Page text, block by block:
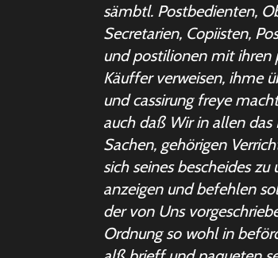
sämbtl. Postbedienten,
Secretarien, Copiisten,
und postilionen mit ihren
Käuffer verweisen, ihme
und cassirung freye
auch daß Wir in allen
Sachen, gehörigen
sich seines bescheides
anzeigen und befehlen
der von Uns
Ordnung so wohl in